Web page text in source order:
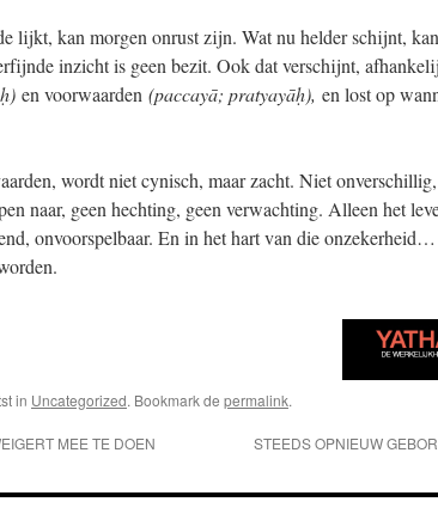
lijkt, kan morgen onrust zijn. Wat nu helder schijnt,
inzicht is geen bezit. Ook dat verschijnt,
en voorwaarden (paccayā; pratyayāḥ), en lost op
wordt niet cynisch, maar zacht. Niet
naar, geen hechting, geen verwachting. Alleen het
onvoorspelbaar. En in het hart van die
in Uncategorized. Bookmark de permalink.
MEE TE DOEN STEEDS OPNIEUW